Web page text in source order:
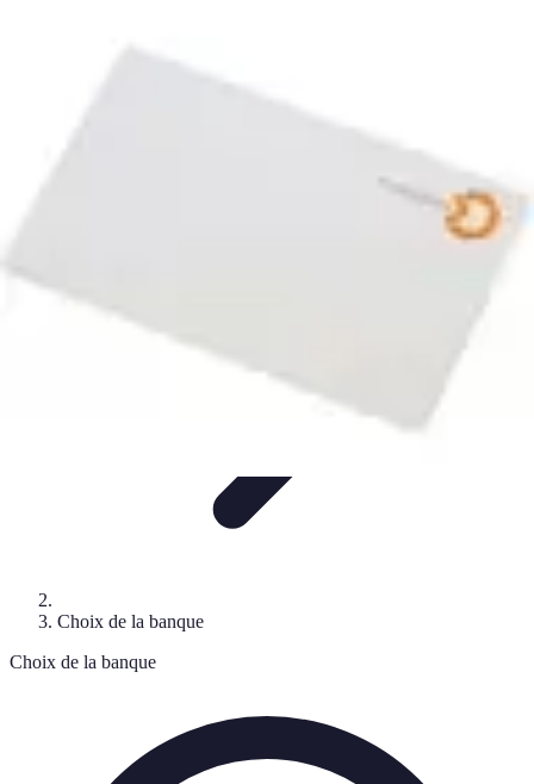
Crédits et Financements
Choix de la banque
Choix de la banque